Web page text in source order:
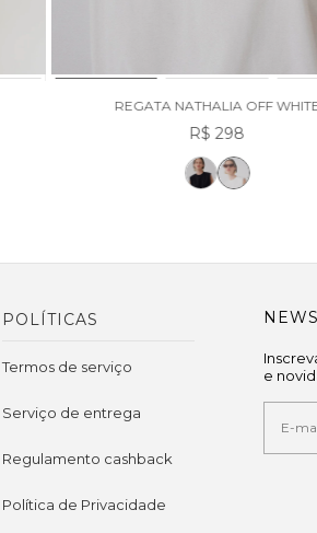
REGATA NATHALIA OFF
R$ 298
POLÍTICAS
Termos de serviço
Serviço de entrega
Regulamento cashback
Política de Privacidade
e